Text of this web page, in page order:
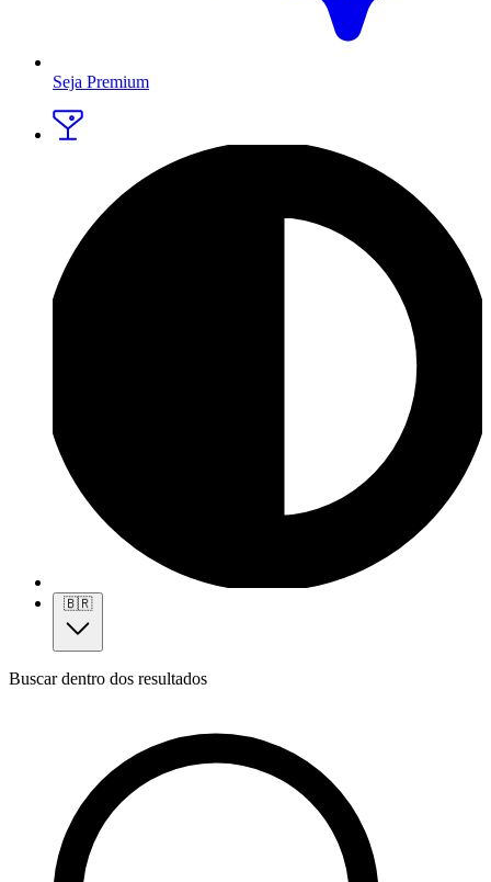
Seja Premium
🇧🇷
Buscar dentro dos resultados